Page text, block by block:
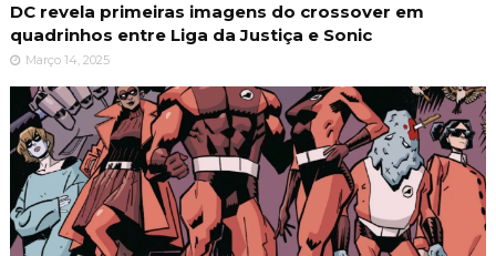
DC revela primeiras imagens do crossover em
quadrinhos entre Liga da Justiça e Sonic
Março 14, 2025